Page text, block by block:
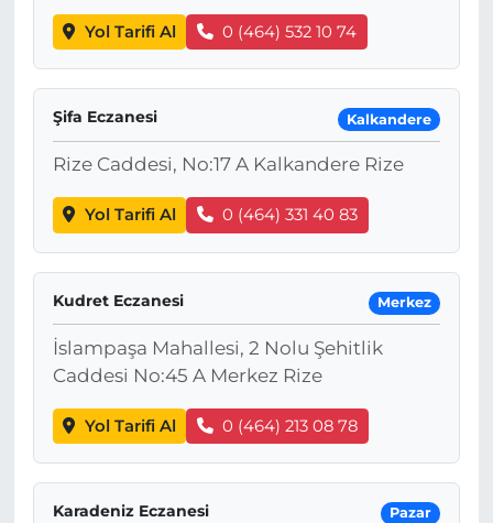
Yol Tarifi Al 0 (464) 532 10 74
Şifa Eczanesi Kalkandere
Rize Caddesi, No:17 A Kalkandere Rize
Yol Tarifi Al 0 (464) 331 40 83
Kudret Eczanesi Merkez
İslampaşa Mahallesi, 2 Nolu Şehitlik
Caddesi No:45 A Merkez Rize
Yol Tarifi Al 0 (464) 213 08 78
Karadeniz Eczanesi Pazar